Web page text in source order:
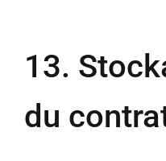
13.
du